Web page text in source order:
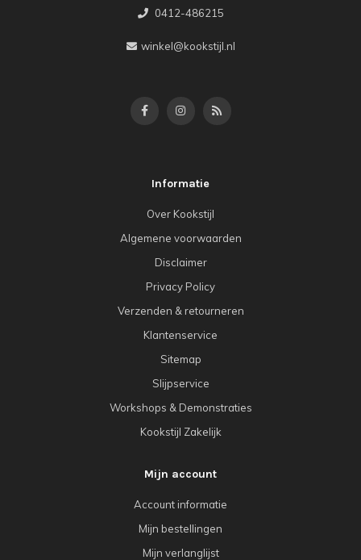
0412-486215
winkel@kookstijl.nl
Informatie
Over Kookstijl
Algemene voorwaarden
Disclaimer
Privacy Policy
Verzenden & retourneren
Klantenservice
Sitemap
Slijpservice
Workshops & Demonstraties
Kookstijl Zakelijk
Mijn account
Account informatie
Mijn bestellingen
Mijn verlanglijst